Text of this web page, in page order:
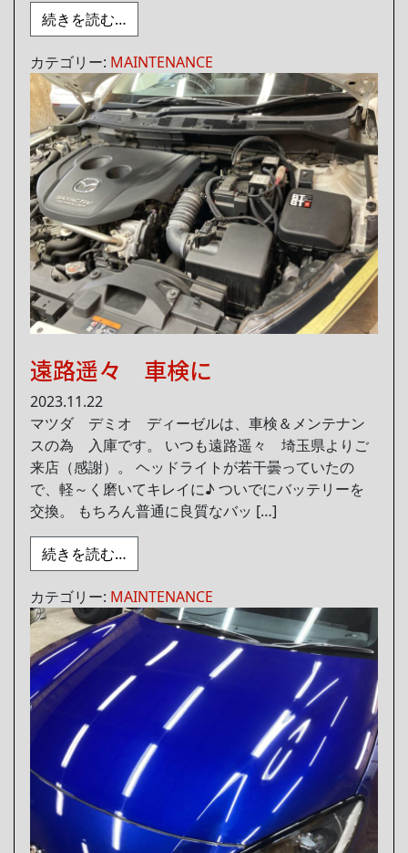
続きを読む…
カテゴリー: MAINTENANCE
遠路遥々 車検に
2023.11.22
マツダ デミオ ディーゼルは、車検＆メンテナン
スの為 入庫です。 いつも遠路遥々 埼玉県よりご
来店（感謝）。 ヘッドライトが若干曇っていたの
で、軽～く磨いてキレイに♪ ついでにバッテリーを
交換。 もちろん普通に良質なバッ […]
続きを読む…
カテゴリー: MAINTENANCE